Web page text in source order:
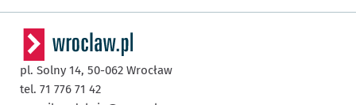
pl. Solny 14, 50-062 Wrocław
tel. 71 776 71 42